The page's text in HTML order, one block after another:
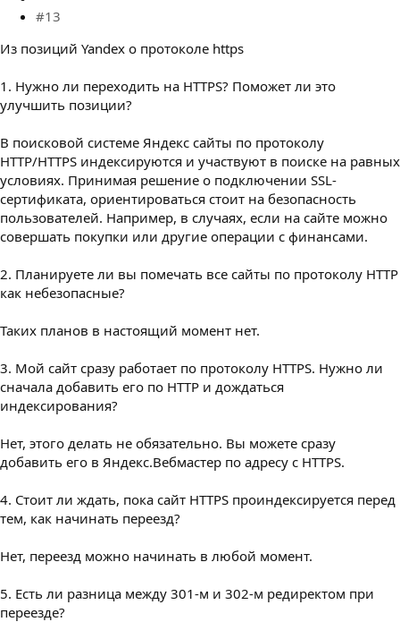
#13
Из позиций Yandex о протоколе https
1. Нужно ли переходить на HTTPS? Поможет ли это
улучшить позиции?
В поисковой системе Яндекс сайты по протоколу
HTTP/HTTPS индексируются и участвуют в поиске на равных
условиях. Принимая решение о подключении SSL-
сертификата, ориентироваться стоит на безопасность
пользователей. Например, в случаях, если на сайте можно
совершать покупки или другие операции с финансами.
2. Планируете ли вы помечать все сайты по протоколу HTTP
как небезопасные?
Таких планов в настоящий момент нет.
3. Мой сайт сразу работает по протоколу HTTPS. Нужно ли
сначала добавить его по HTTP и дождаться
индексирования?
Нет, этого делать не обязательно. Вы можете сразу
добавить его в Яндекс.Вебмастер по адресу с HTTPS.
4. Стоит ли ждать, пока сайт HTTPS проиндексируется перед
тем, как начинать переезд?
Нет, переезд можно начинать в любой момент.
5. Есть ли разница между 301-м и 302-м редиректом при
переезде?